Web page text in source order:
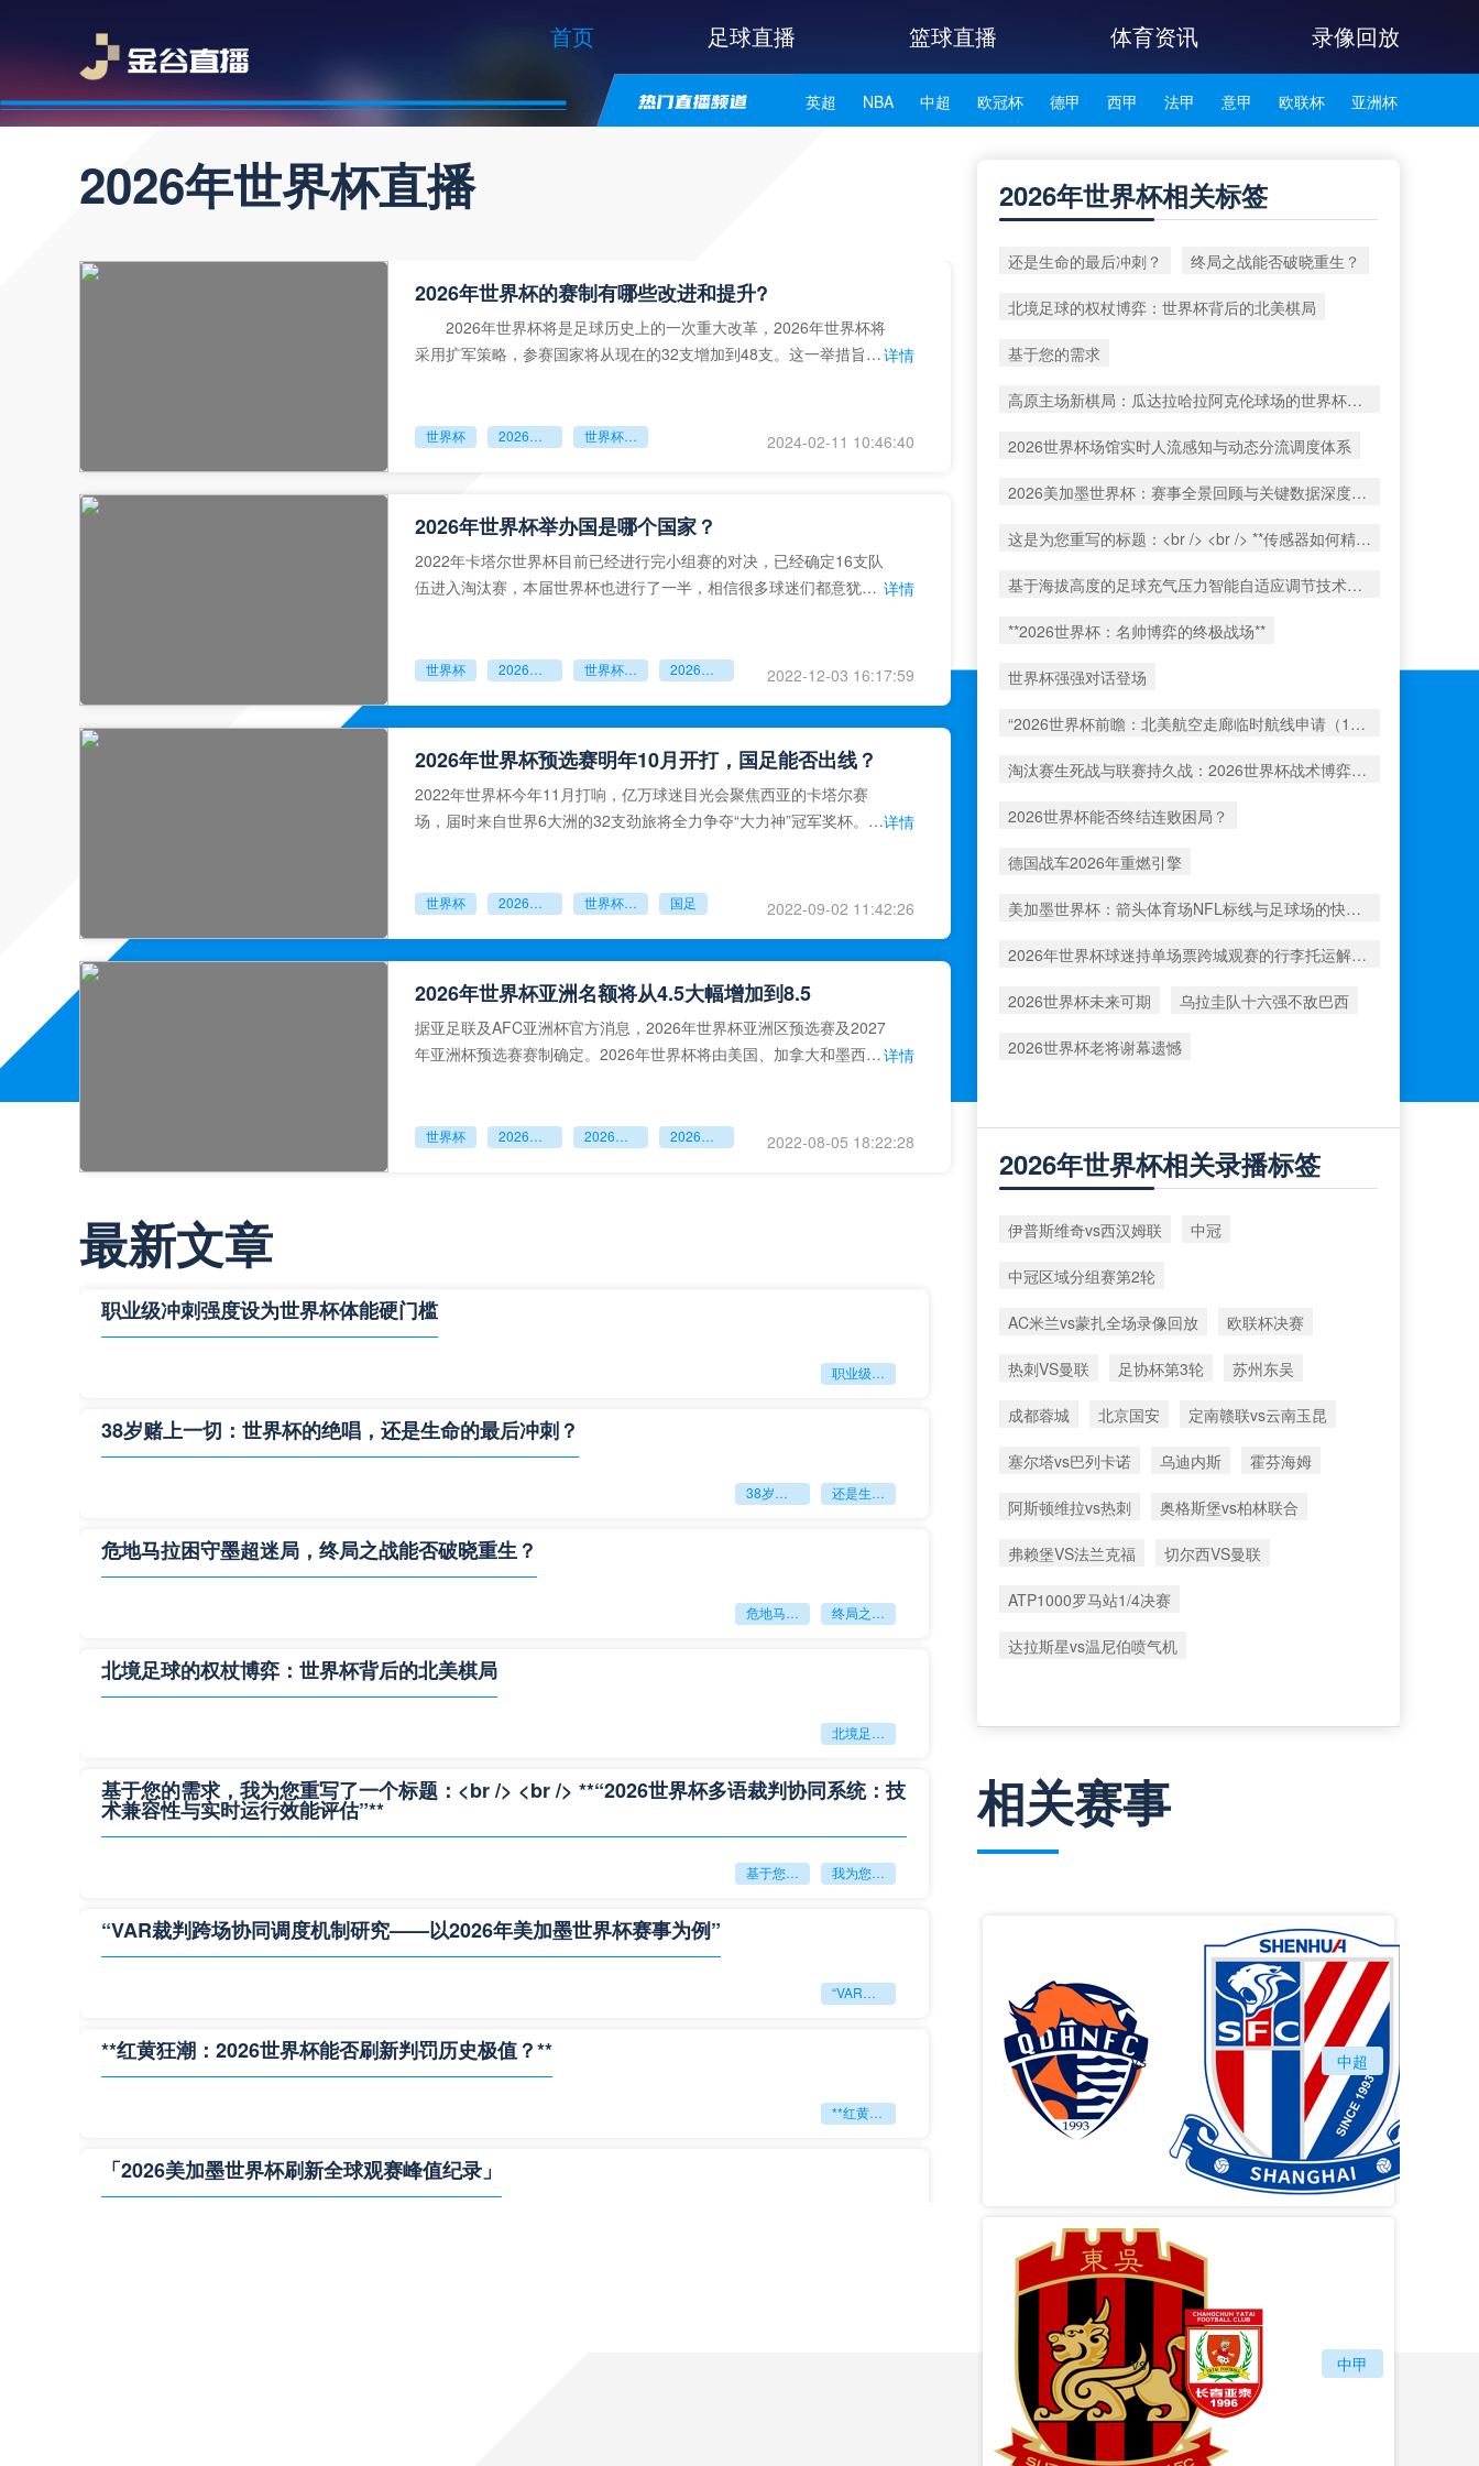
首页 足球直播 篮球直播 体育资讯 录像回放
英超 NBA 中超 欧冠杯 德甲 西甲 法甲 意甲 欧联杯 亚洲杯
2026年世界杯直播
2026年世界杯的赛制有哪些改进和提升?
2026年世界杯将是足球历史上的一次重大改革，2026年世界杯将
采用扩军策略，参赛国家将从现在的32支增加到48支。这一举措旨在详情
世界杯 2026年世界杯 世界杯赛制 2024-02-11 10:46:40
2026年世界杯举办国是哪个国家？
2022年卡塔尔世界杯目前已经进行完小组赛的对决，已经确定16支队
伍进入淘汰赛，本届世界杯也进行了一半，相信很多球迷们都意犹未 详情
世界杯 2026年世界杯 世界杯举办国 2026年世界杯举办国是哪个国家 2022-12-03 16:17:59
2026年世界杯预选赛明年10月开打，国足能否出线？
2022年世界杯今年11月打响，亿万球迷目光会聚焦西亚的卡塔尔赛
场，届时来自世界6大洲的32支劲旅将全力争夺“大力神”冠军奖杯。代详情
世界杯 2026年世界杯 世界杯国足 国足 2022-09-02 11:42:26
2026年世界杯亚洲名额将从4.5大幅增加到8.5
据亚足联及AFC亚洲杯官方消息，2026年世界杯亚洲区预选赛及2027
年亚洲杯预选赛赛制确定。2026年世界杯将由美国、加拿大和墨西哥详情
世界杯 2026年世界杯 2026年世界杯亚洲 2026年世界杯亚洲名额 2022-08-05 18:22:28
合办，参赛球队增
2022-08-04 17:56:19
最新文章
职业级冲刺强度设为世界杯体能硬门槛
职业级冲刺强度设为世界杯体能硬门槛
38岁赌上一切：世界杯的绝唱，还是生命的最后冲刺？
38岁赌上一切：世界杯的绝唱 还是生命的最后冲刺？
危地马拉困守墨超迷局，终局之战能否破晓重生？
危地马拉困守墨超迷局 终局之战能否破晓重生？
北境足球的权杖博弈：世界杯背后的北美棋局
北境足球的权杖博弈：世界杯背后的北美棋局
基于您的需求，我为您重写了一个标题：<br /> <br /> **“2026世界杯多语裁判协同系统：技
术兼容性与实时运行效能评估”**
基于您的需求 我为您重写了一个标题：<br /> <br /> **“2026世界杯多语裁判协同系统：技术兼容性与实时运行效能评估”**
“VAR裁判跨场协同调度机制研究——以2026年美加墨世界杯赛事为例”
“VAR裁判跨场协同调度机制研究——以2026年美加墨世界杯赛事为例”
**红黄狂潮：2026世界杯能否刷新判罚历史极值？**
**红黄狂潮：2026世界杯能否刷新判罚历史极值？**
「2026美加墨世界杯刷新全球观赛峰值纪录」
2026年世界杯相关标签
还是生命的最后冲刺？ 终局之战能否破晓重生？
北境足球的权杖博弈：世界杯背后的北美棋局
基于您的需求
高原主场新棋局：瓜达拉哈拉阿克伦球场的世界杯战术重塑
2026世界杯场馆实时人流感知与动态分流调度体系
2026美加墨世界杯：赛事全景回顾与关键数据深度洞察
这是为您重写的标题：<br /> <br /> **传感器如何精准捕捉北美世界杯射门时的瞬时球速**
基于海拔高度的足球充气压力智能自适应调节技术——2026世界杯用球解析
**2026世界杯：名帅博弈的终极战场**
世界杯强强对话登场
“2026世界杯前瞻：北美航空走廊临时航线申请（1517号）解析”
淘汰赛生死战与联赛持久战：2026世界杯战术博弈解析
2026世界杯能否终结连败困局？
德国战车2026年重燃引擎
美加墨世界杯：箭头体育场NFL标线与足球场的快速切换工艺深度解析
2026年世界杯球迷持单场票跨城观赛的行李托运解决方案
2026世界杯未来可期 乌拉圭队十六强不敌巴西
2026世界杯老将谢幕遗憾
2026年世界杯相关录播标签
伊普斯维奇vs西汉姆联 中冠
中冠区域分组赛第2轮
AC米兰vs蒙扎全场录像回放 欧联杯决赛
热刺VS曼联 足协杯第3轮 苏州东吴
成都蓉城 北京国安 定南赣联vs云南玉昆
塞尔塔vs巴列卡诺 乌迪内斯 霍芬海姆
阿斯顿维拉vs热刺 奥格斯堡vs柏林联合
弗赖堡VS法兰克福 切尔西VS曼联
ATP1000罗马站1/4决赛
达拉斯星vs温尼伯喷气机
相关赛事
青岛海牛
vs 中超
苏州东吴
vs 长春亚泰中甲